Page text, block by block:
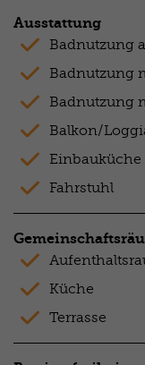
Ausstattung
Badnutzung
Badnutzung
Badnutzung
Balkon/
Fahrstuhl
Küche
Terrasse